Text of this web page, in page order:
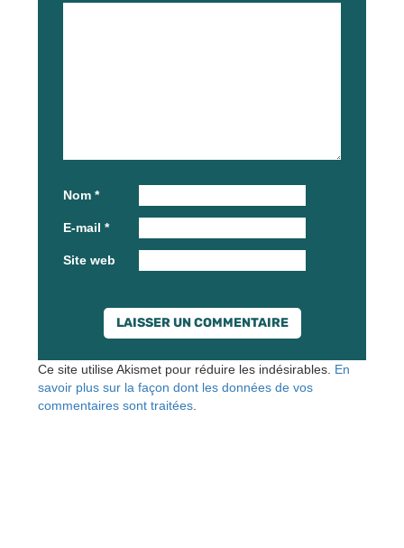
Nom *
E-mail *
Site web
Ce site utilise Akismet pour réduire les indésirables. En
savoir plus sur la façon dont les données de vos
commentaires sont traitées